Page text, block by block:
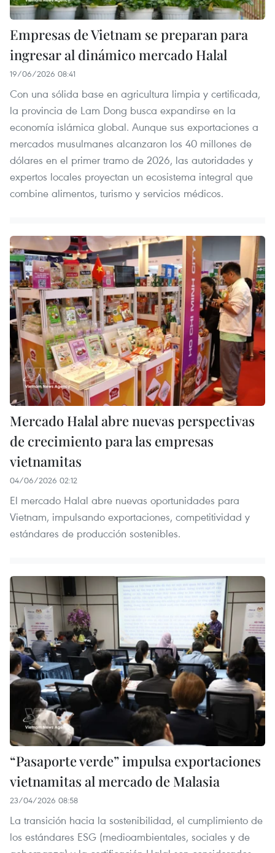
Empresas de Vietnam se preparan para
ingresar al dinámico mercado Halal
19/06/2026 08:41
Con una sólida base en agricultura limpia y certificada,
la provincia de Lam Dong busca expandirse en la
economía islámica global. Aunque sus exportaciones a
mercados musulmanes alcanzaron los 40 millones de
dólares en el primer tramo de 2026, las autoridades y
expertos locales proyectan un ecosistema integral que
combine alimentos, turismo y servicios médicos.
Mercado Halal abre nuevas perspectivas
de crecimiento para las empresas
vietnamitas
04/06/2026 02:12
El mercado Halal abre nuevas oportunidades para
Vietnam, impulsando exportaciones, competitividad y
estándares de producción sostenibles.
“Pasaporte verde” impulsa exportaciones
vietnamitas al mercado de Malasia
23/04/2026 08:58
La transición hacia la sostenibilidad, el cumplimiento de
los estándares ESG (medioambientales, sociales y de